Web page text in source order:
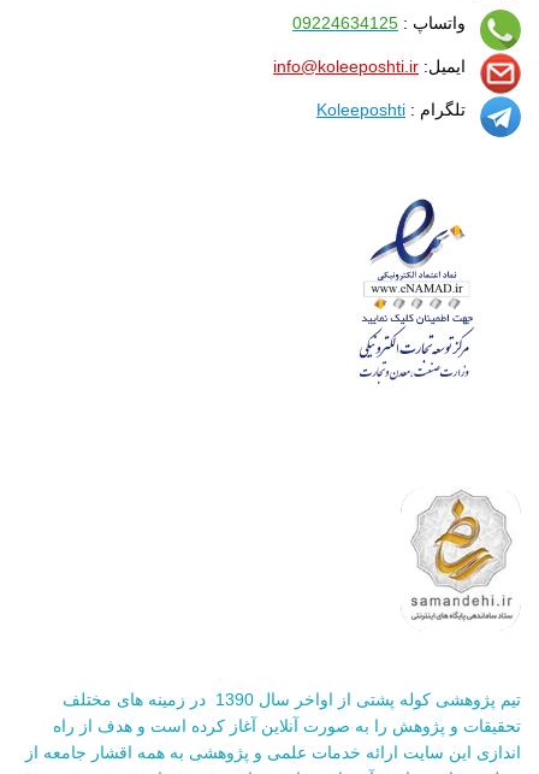
واتساپ : 09224634125
ایمیل: info@koleeposhti.ir
تلگرام : Koleeposhti
تیم پژوهشی کوله پشتی از اواخر سال 1390 در زمینه های مختلف
تحقیقات و پژوهش را به صورت آنلاین آغاز کرده است و هدف از راه
اندازی این سایت ارائه خدمات علمی و پژوهشی به همه اقشار جامعه از